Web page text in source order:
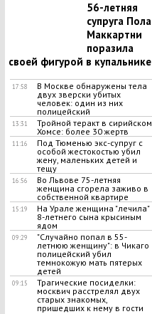
56-летняя
супруга Пола
Маккартни
поразила
своей фигурой в купальнике
17:58
В Москве обнаружены тела
двух зверски убитых
человек: один из них
полицейский
13:31
Тройной теракт в сирийском
Хомсе: более 30 жертв
11:16
Под Тюменью экс-супруг с
особой жестокостью убил
жену, маленьких детей и
тещу
16:56
Во Львове 75-летняя
женщина сгорела заживо в
собственной квартире
15:19
На Урале женщина "лечила"
8-летнего сына крысиным
ядом
09:29
"Случайно попал в 55-
летнюю женщину": в Чикаго
полицейский убил
темнокожую мать пятерых
детей
09:15
Трагические посиделки:
москвич расстрелял двух
старых знакомых,
пришедших к нему в гости